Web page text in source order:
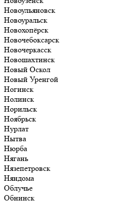
Новоульяновск
Новоуральск
Новохопёрск
Новочебоксарск
Новочеркасск
Новошахтинск
Новый Оскол
Новый Уренгой
Ногинск
Нолинск
Норильск
Ноябрьск
Нурлат
Нытва
Нюрба
Нягань
Нязепетровск
Няндома
Облучье
Обнинск